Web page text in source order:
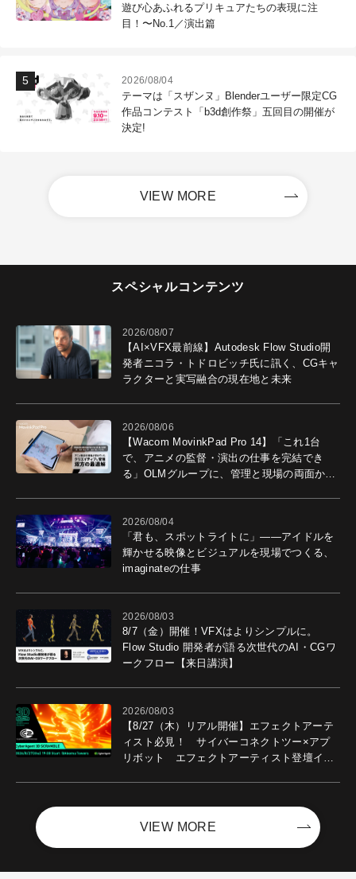
遊び心あふれるプリキュアたちの表現に注
目！〜No.1／演出篇
2026/08/04
テーマは「スザンヌ」Blenderユーザー限定CG
作品コンテスト「b3d創作祭」五回目の開催が
決定!
VIEW MORE
スペシャルコンテンツ
2026/08/07
【AI×VFX最前線】Autodesk Flow Studio開
発者ニコラ・トドロビッチ氏に訊く、CGキャ
ラクターと実写融合の現在地と未来
2026/08/06
【Wacom MovinkPad Pro 14】「これ1台
で、アニメの監督・演出の仕事を完結でき
る」OLMグループに、管理と現場の両面から
2026/08/04
「君も、スポットライトに」――アイドルを
輝かせる映像とビジュアルを現場でつくる、
imaginateの仕事
2026/08/03
8/7（金）開催！VFXはよりシンプルに。
Flow Studio 開発者が語る次世代のAI・CGワ
ークフロー【来日講演】
2026/08/03
【8/27（木）リアル開催】エフェクトアーテ
ィスト必見！ サイバーコネクトツー×アプ
リボット エフェクトアーティスト登壇イベ
VIEW MORE